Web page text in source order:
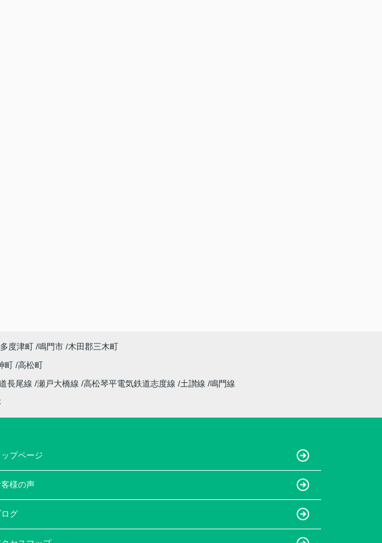
度津町 鳴門市 木田郡三木町
町 高松町
長尾線 瀬戸大橋線 高松琴平電気鉄道志度線 土讃線 鳴門線
ップページ
客様の声
ログ